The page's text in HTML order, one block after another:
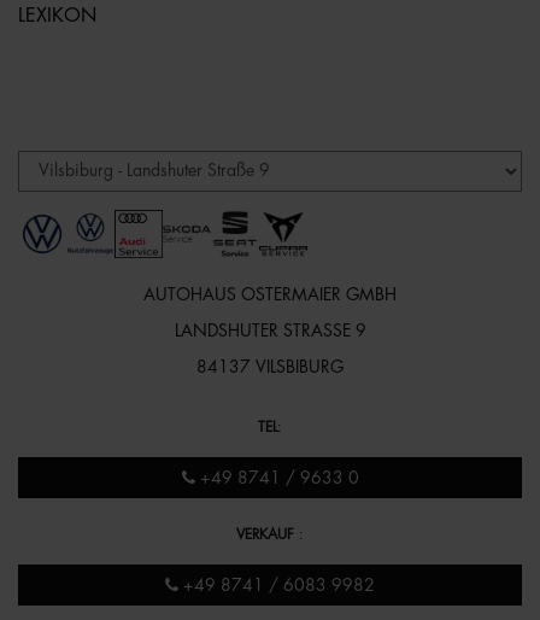
LEXIKON
AUTOHAUS OSTERMAIER GMBH
LANDSHUTER STRASSE 9
84137 VILSBIBURG
TEL :
+49 8741 / 9633 0
VERKAUF :
+49 8741 / 6083 9982